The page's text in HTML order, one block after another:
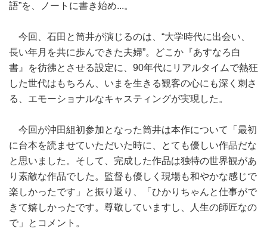
語”を、ノートに書き始め...。
今回、石田と筒井が演じるのは、“大学時代に出会い、
長い年月を共に歩んできた夫婦”。どこか『あすなろ白
書』を彷彿とさせる設定に、90年代にリアルタイムで熱狂
した世代はもちろん、いまを生きる観客の心にも深く刺さ
る、エモーショナルなキャスティングが実現した。
今回が沖田組初参加となった筒井は本作について「最初
に台本を読ませていただいた時に、とても優しい作品だな
と思いました。そして、完成した作品は独特の世界観があ
り素敵な作品でした。監督も優しく現場も和やかな感じで
楽しかったです」と振り返り、「ひかりちゃんと仕事がで
きて嬉しかったです。尊敬していますし、人生の師匠なの
で」とコメント。